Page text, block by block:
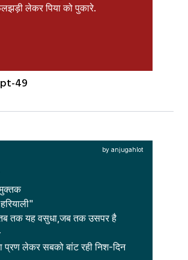
लेकर पिया को पुकारे.
49
तक यह वसुधा,जब तक उसपर है
प्रण लेकर सबको बांट रही निश-दिन
by anjugahlot